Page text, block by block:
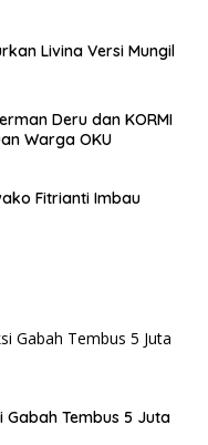
Livina Versi Mungil
Deru dan KORMI
Warga OKU
Fitrianti Imbau
Gabah Tembus 5 Juta